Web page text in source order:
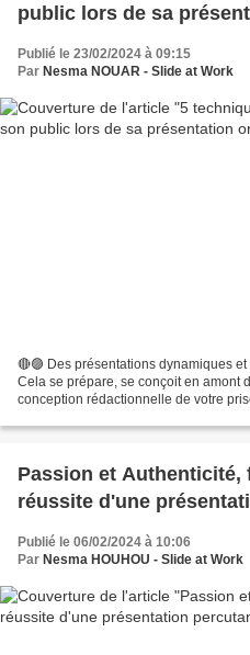
public lors de sa
Publié le 23/02/2024 à 09:15
Par Nesma NOUAR - Slide at Work
🔴🟣 Des présentations dynamiques
Cela se prépare, se conçoit en amont
conception rédactionnelle de votre
Passion et Authenticité,
réussite d'une
Publié le 06/02/2024 à 10:06
Par Nesma HOUHOU - Slide at Work